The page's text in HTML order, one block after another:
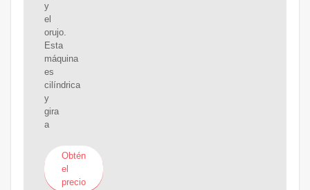
y
el
orujo.
Esta
máquina
es
cilíndrica
y
gira
a
Obtén
el
precio